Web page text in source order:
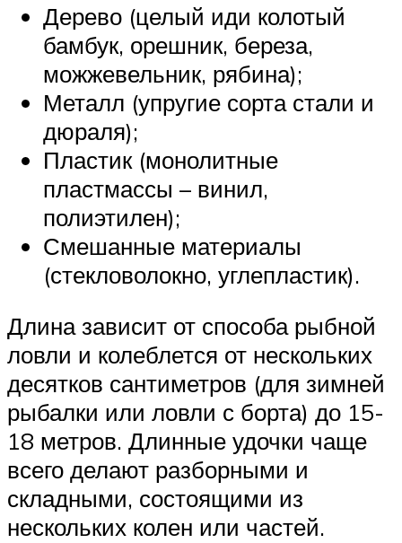
Дерево (целый иди колотый
бамбук, орешник, береза,
можжевельник, рябина);
Металл (упругие сорта стали и
дюраля);
Пластик (монолитные
пластмассы – винил,
полиэтилен);
Смешанные материалы
(стекловолокно, углепластик).
Длина зависит от способа рыбной
ловли и колеблется от нескольких
десятков сантиметров (для зимней
рыбалки или ловли с борта) до 15-
18 метров. Длинные удочки чаще
всего делают разборными и
складными, состоящими из
нескольких колен или частей.